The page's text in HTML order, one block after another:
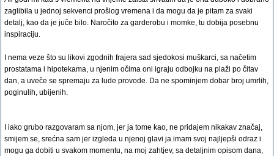
zaglibila u jednoj sekvenci prošlog vremena i da mogu da je pitam za svaki
detalj, kao da je juče bilo. Naročito za garderobu i momke, tu dobija posebnu
inspiraciju.
I nema veze što su likovi zgodnih frajera sad sjedokosi muškarci, sa načetim
prostatama i hipotekama, u njenim očima oni igraju odbojku na plaži po čitav
dan, a uveče se spremaju za lude provode. Da ne spominjem dobar broj umrlih,
poginulih, ubijenih.
I iako grubo razgovaram sa njom, jer ja tome kao, ne pridajem nikakav značaj,
smijem se, srećna sam jer izgleda u njenoj glavi ja imam svoj najljepši odraz i
mogu ga dobiti u svakom momentu, na moj zahtjev, sa detaljnim opisom dana,